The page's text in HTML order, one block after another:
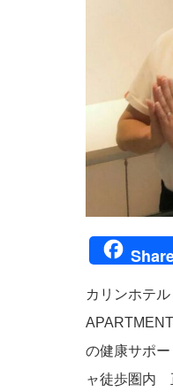
カリンホテ
の健康サポ
ャ徒歩圏内